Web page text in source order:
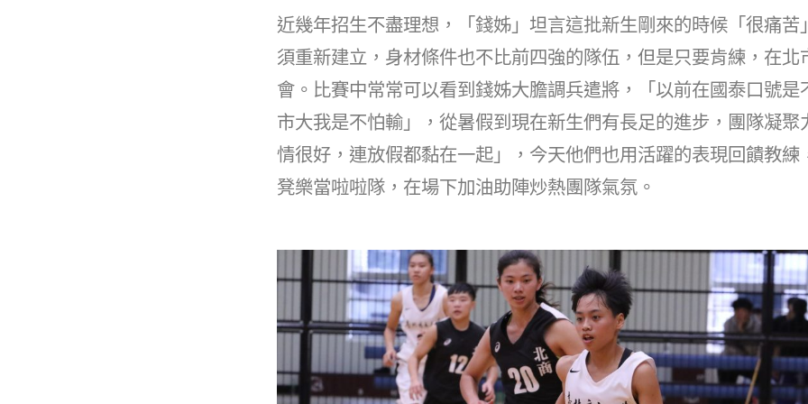
近幾年招生不盡理想，「錢姊」坦言這批新生剛來的時候「很痛苦
須重新建立，身材條件也不比前四強的隊伍，但是只要肯練，在北
會。比賽中常常可以看到錢姊大膽調兵遣將，「以前在國泰口號是
市大我是不怕輸」，從暑假到現在新生們有長足的進步，團隊凝聚
情很好，連放假都黏在一起」，今天他們也用活躍的表現回饋教練
凳樂當啦啦隊，在場下加油助陣炒熱團隊氣氛。